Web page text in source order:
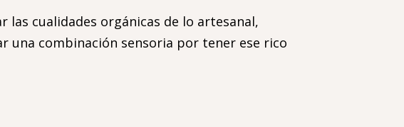
cualidades orgánicas de lo artesanal,
una combinación sensoria por tener ese rico